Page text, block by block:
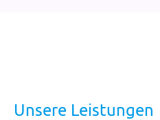
Unsere Leistungen